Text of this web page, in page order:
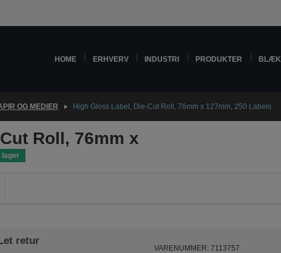
HOME ERHVERV INDUSTRI PRODUKTER BLÆK
OG MEDIER High Gloss Label, Die-Cut Roll, 76mm x 127mm, 250 Labels
Roll, 76mm x
lager
retur
VARENUMMER: 7113757